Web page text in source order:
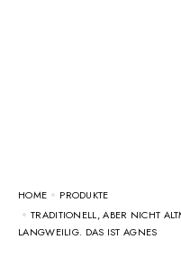
HOME
PRODUKTE
TRADITIONELL, ABER NICHT
LANGWEILIG. DAS IST AGNES